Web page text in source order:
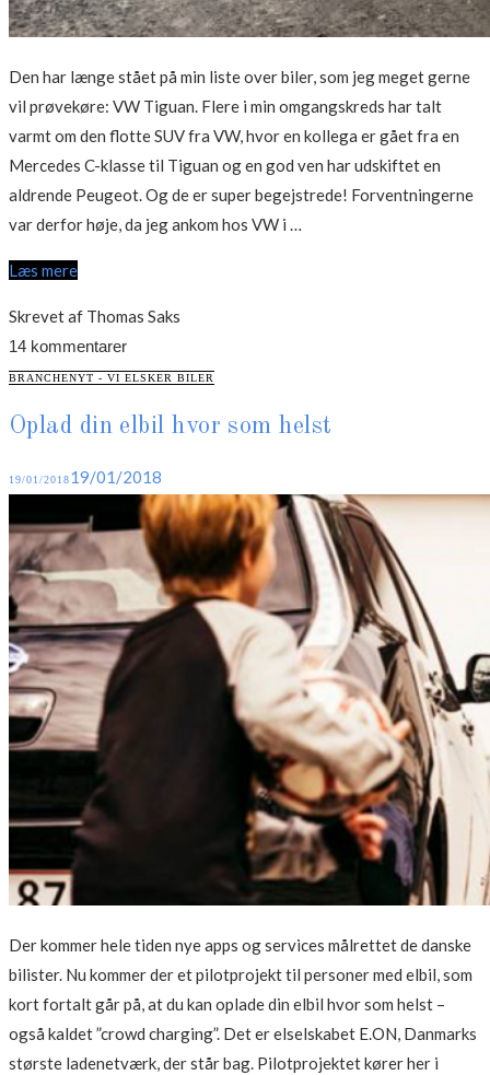
Den har længe stået på min liste over biler, som jeg meget gerne
vil prøvekøre: VW Tiguan. Flere i min omgangskreds har talt
varmt om den flotte SUV fra VW, hvor en kollega er gået fra en
Mercedes C-klasse til Tiguan og en god ven har udskiftet en
aldrende Peugeot. Og de er super begejstrede! Forventningerne
var derfor høje, da jeg ankom hos VW i …
Læs mere
Skrevet af Thomas Saks
14 kommentarer
CATEGORIES
BRANCHENYT - VI ELSKER BILER
Oplad din elbil hvor som helst
Posted
19/01/201819/01/2018
Der kommer hele tiden nye apps og services målrettet de danske
bilister. Nu kommer der et pilotprojekt til personer med elbil, som
kort fortalt går på, at du kan oplade din elbil hvor som helst –
også kaldet ”crowd charging”. Det er elselskabet E.ON, Danmarks
største ladenetværk, der står bag. Pilotprojektet kører her i